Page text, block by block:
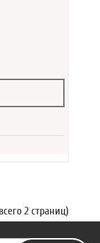
2 страниц)